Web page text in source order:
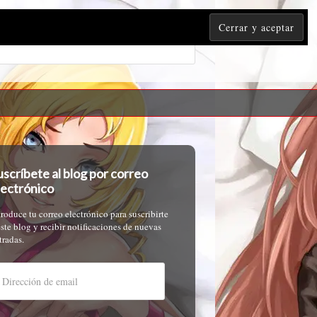
al blog por correo
tu correo electrónico para suscribirte
blog y recibir notificaciones de nuevas